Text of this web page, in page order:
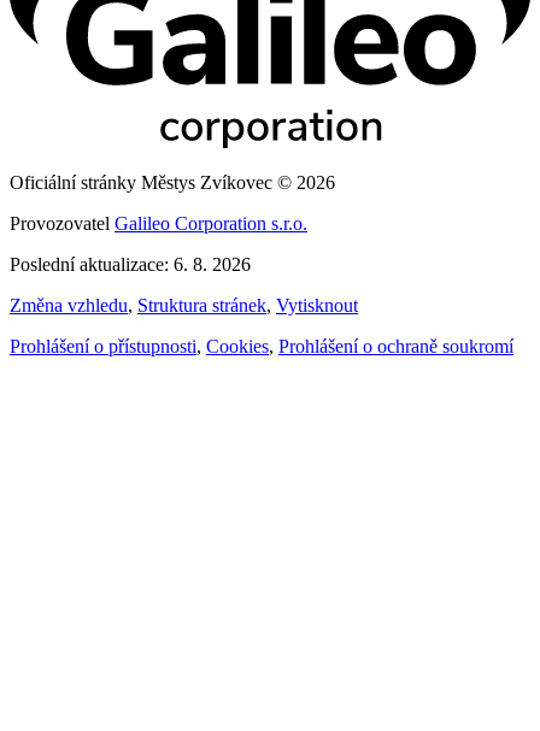
Oficiální stránky Městys Zvíkovec © 2026
Provozovatel Galileo Corporation s.r.o.
Poslední aktualizace: 6. 8. 2026
Změna vzhledu, Struktura stránek, Vytisknout
Prohlášení o přístupnosti, Cookies, Prohlášení o ochraně soukromí